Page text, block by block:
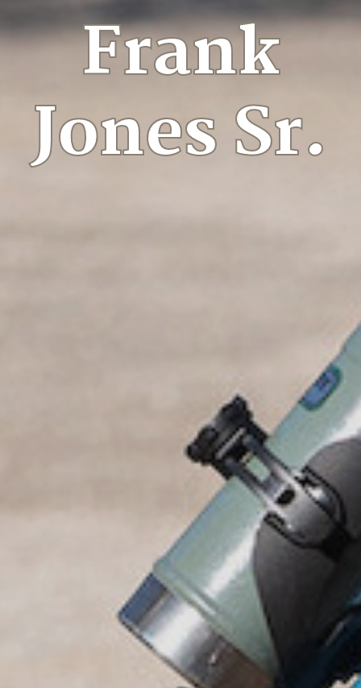
Frank
Jones Sr.